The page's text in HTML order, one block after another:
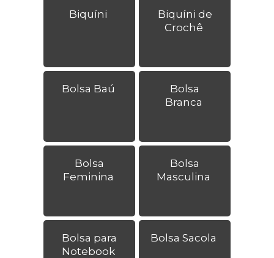
Biquíni
Biquíni de
Crochê
Bolsa Baú
Bolsa
Branca
Bolsa
Feminina
Bolsa
Masculina
Bolsa para
Notebook
Bolsa Sacola